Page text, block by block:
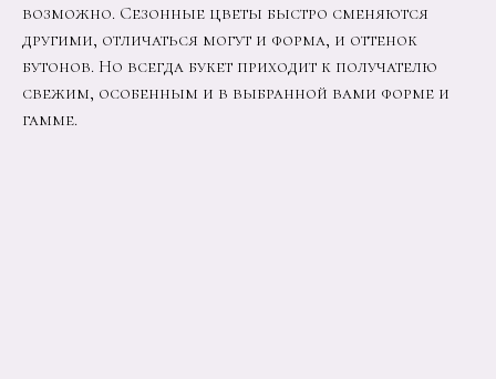
возможно. Сезонные цветы быстро сменяются
другими, отличаться могут и форма, и оттенок
бутонов. Но всегда букет приходит к получателю
свежим, особенным и в выбранной вами форме и
гамме.